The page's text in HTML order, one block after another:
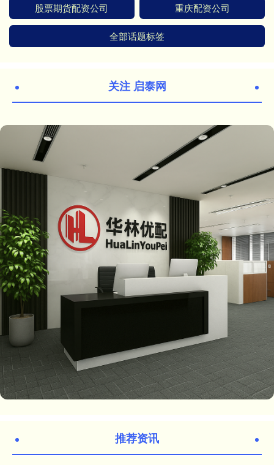
股票期货配资公司 重庆配资公司
全部话题标签
关注 启泰网
推荐资讯